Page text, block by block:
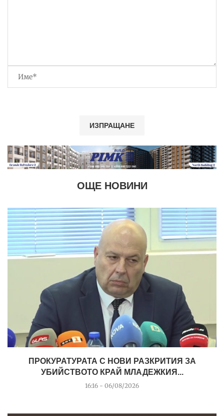
ОЩЕ НОВИНИ
ПРОКУРАТУРАТА С НОВИ РАЗКРИТИЯ ЗА
УБИЙСТВОТО КРАЙ МЛАДЕЖКИЯ...
16:16 - 06/08/2026